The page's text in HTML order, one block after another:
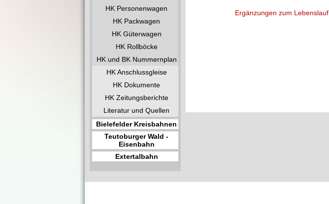
HK Personenwagen
HK Packwagen
HK Güterwagen
HK Rollböcke
HK und BK Nummernplan
HK Anschlussgleise
HK Dokumente
HK Zeitungsberichte
Literatur und Quellen
Bielefelder Kreisbahnen
Teutoburger Wald -
Eisenbahn
Extertalbahn
Ergänzungen zum Lebenslauf